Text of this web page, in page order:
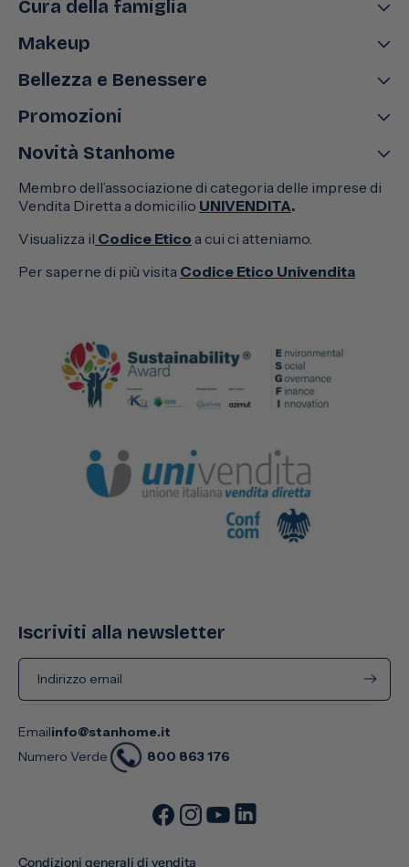
Cura della famiglia
Makeup
Bellezza e Benessere
Promozioni
Novità Stanhome
Membro dell’associazione di categoria delle imprese di
Vendita Diretta a domicilio UNIVENDITA.
Visualizza il Codice Etico a cui ci atteniamo.
Per saperne di più visita Codice Etico Univendita
Iscriviti alla newsletter
Indirizzo email
Emailinfo@stanhome.it
Numero Verde
800 863 176
Condizioni generali di vendita